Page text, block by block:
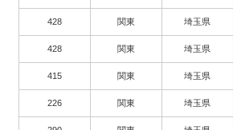
428 関東 埼玉県
428 関東 埼玉県
415 関東 埼玉県
226 関東 埼玉県